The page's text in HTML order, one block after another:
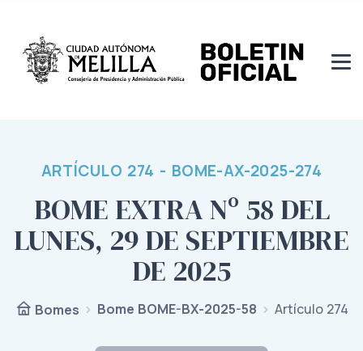
ARTÍCULO 274 - BOME-AX-2025-274
BOME EXTRA Nº 58 DEL
LUNES, 29 DE SEPTIEMBRE
DE 2025
Bomes Bome BOME-BX-2025-58 Artículo 274